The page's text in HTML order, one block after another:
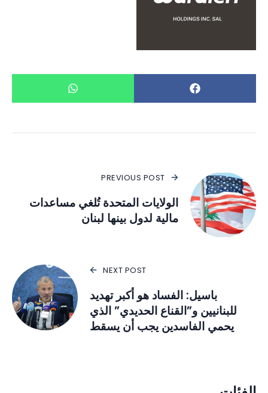
PREVIOUS POST
الولايات المتحدة تُلغي مساعدات
مالية لدول بينها لبنان
NEXT POST
باسيل: الفساد هو أكبر تهديد
للبنانيين و”القناع الحديدي” الذي
يحمي الفاسدين يجب أن يسقط